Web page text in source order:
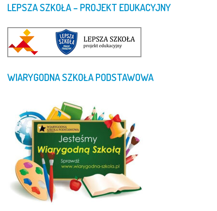
LEPSZASZKOŁA– PROJEKT EDUKACYJNY
WIARYGODNASZKOŁAPODSTAWOWA